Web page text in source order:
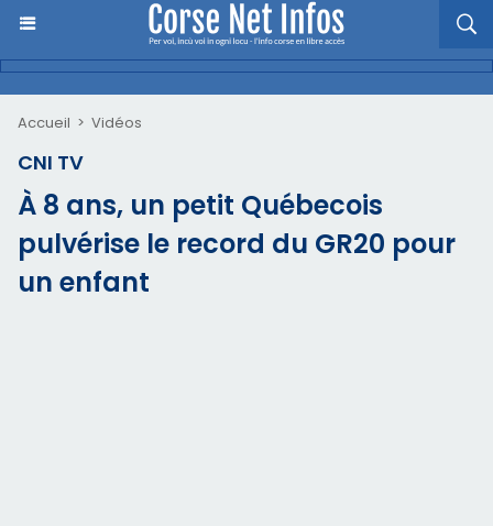
Accueil > Vidéos
CNI TV
À 8 ans, un petit Québecois
pulvérise le record du GR20 pour
un enfant